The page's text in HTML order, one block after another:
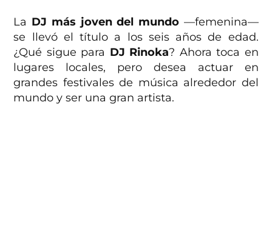
La DJ más joven del mundo—femenina—
se llevó el título a los seis años de edad.
¿Qué sigue para DJ Rinoka? Ahora toca en
lugares locales, pero desea actuar en
grandes festivales de música alrededor del
mundo y ser una gran artista.